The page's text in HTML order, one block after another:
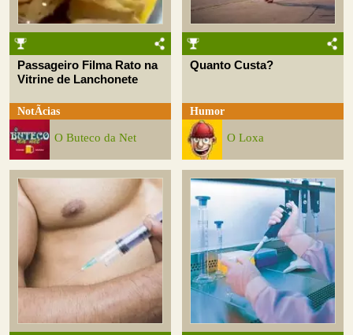
Passageiro Filma Rato na
Vitrine de Lanchonete
NotÃ­cias
O Buteco da Net
Quanto Custa?
Humor
O Loxa